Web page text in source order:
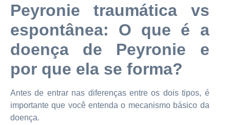
Peyronie traumática vs
espontânea: O que é a
doença de Peyronie e
por que ela se forma?
Antes de entrar nas diferenças entre os dois tipos, é
importante que você entenda o mecanismo básico da
doença.